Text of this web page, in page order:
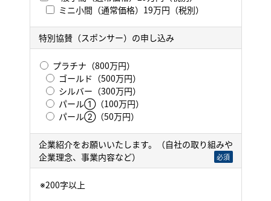
ミニ小間（通常価格）19万円（税別）
特別協賛（スポンサー）の申し込み
プラチナ（800万円）
ゴールド（500万円）
シルバー（300万円）
パール①（100万円）
パール②（50万円）
企業紹介をお願いいたします。（自社の取り組みや
企業理念、事業内容など）
必須
※200字以上